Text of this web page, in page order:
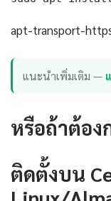
apt-transport-
แนะนำเพิ่มเติม —
หรือถ้าต้อง
ติดตั้งบน